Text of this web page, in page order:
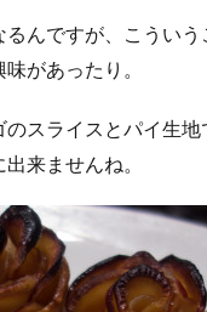
んですが、こうい
があったり。
スライスとパイ生
来ませんね。